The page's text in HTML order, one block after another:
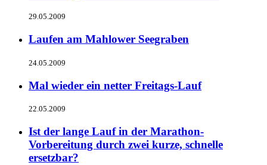
29.05.2009
Laufen am Mahlower Seegraben
24.05.2009
Mal wieder ein netter Freitags-Lauf
22.05.2009
Ist der lange Lauf in der Marathon-
Vorbereitung durch zwei kurze, schnelle
ersetzbar?